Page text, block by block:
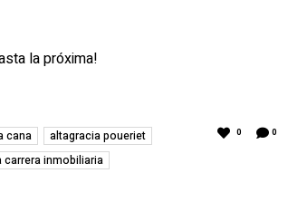
la próxima!
cana
altagracia poueriet
carrera inmobiliaria
0 0